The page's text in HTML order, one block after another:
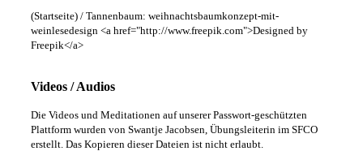
(Startseite) / Tannenbaum: weihnachtsbaumkonzept-mit-
weinlesedesign <a href="http://www.freepik.com">Designed by
Freepik</a>
Videos / Audios
Die Videos und Meditationen auf unserer Passwort-geschützten
Plattform wurden von Swantje Jacobsen, Übungsleiterin im SFCO
erstellt. Das Kopieren dieser Dateien ist nicht erlaubt.